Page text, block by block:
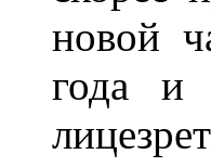
новой
года и